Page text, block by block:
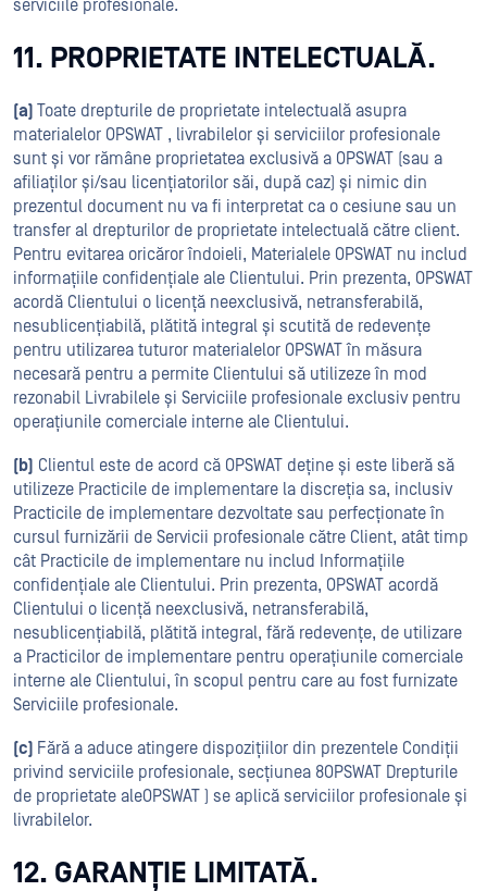
serviciile profesionale.
11. PROPRIETATE INTELECTUALĂ.
(a) Toate drepturile de proprietate intelectuală asupra
materialelor OPSWAT , livrabilelor și serviciilor profesionale
sunt și vor rămâne proprietatea exclusivă a OPSWAT (sau a
afiliaților și/sau licențiatorilor săi, după caz) și nimic din
prezentul document nu va fi interpretat ca o cesiune sau un
transfer al drepturilor de proprietate intelectuală către client.
Pentru evitarea oricăror îndoieli, Materialele OPSWAT nu includ
informațiile confidențiale ale Clientului. Prin prezenta, OPSWAT
acordă Clientului o licență neexclusivă, netransferabilă,
nesublicențiabilă, plătită integral și scutită de redevențe
pentru utilizarea tuturor materialelor OPSWAT în măsura
necesară pentru a permite Clientului să utilizeze în mod
rezonabil Livrabilele și Serviciile profesionale exclusiv pentru
operațiunile comerciale interne ale Clientului.
(b) Clientul este de acord că OPSWAT deține și este liberă să
utilizeze Practicile de implementare la discreția sa, inclusiv
Practicile de implementare dezvoltate sau perfecționate în
cursul furnizării de Servicii profesionale către Client, atât timp
cât Practicile de implementare nu includ Informațiile
confidențiale ale Clientului. Prin prezenta, OPSWAT acordă
Clientului o licență neexclusivă, netransferabilă,
nesublicențiabilă, plătită integral, fără redevențe, de utilizare
a Practicilor de implementare pentru operațiunile comerciale
interne ale Clientului, în scopul pentru care au fost furnizate
Serviciile profesionale.
(c) Fără a aduce atingere dispozițiilor din prezentele Condiții
privind serviciile profesionale, secțiunea 8OPSWAT Drepturile
de proprietate aleOPSWAT ) se aplică serviciilor profesionale și
livrabilelor.
12. GARANȚIE LIMITATĂ.